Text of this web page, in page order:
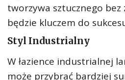
tworzywa sztucznego
będzie kluczem do
Styl Industrialny
W łazience industrialnej
może przybrać bardziej